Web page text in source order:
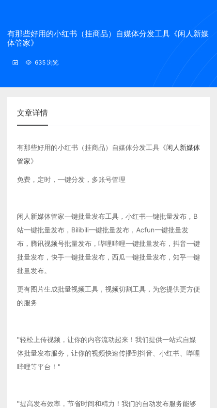
有那些好用的小红书（挂商品）自媒体分发工具《闲人新媒
体管家》
635 浏览
文章详情
有那些好用的小红书（挂商品）自媒体分发工具《闲人新媒体
管家》
免费，定时，一键分发，多账号管理
闲人新媒体管家一键批量发布工具，小红书一键批量发布，B
站一键批量发布，Bilibili一键批量发布，Acfun一键批量发
布，腾讯视频号批量发布，哔哩哔哩一键批量发布，抖音一键
批量发布，快手一键批量发布，西瓜一键批量发布，知乎一键
批量发布。
更有图片生成批量视频工具，视频切割工具，为您提供更方便
的服务
"轻松上传视频，让你的内容流动起来！我们提供一站式自媒
体批量发布服务，让你的视频快速传播到抖音、小红书、哔哩
哔哩等平台！"
"提高发布效率，节省时间和精力！我们的自动发布服务能够